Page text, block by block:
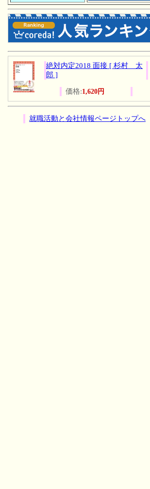
絶対内定2018 面接 [ 杉村 太
郎 ]
価格:1,620円
就職活動と会社情報ページトップへ